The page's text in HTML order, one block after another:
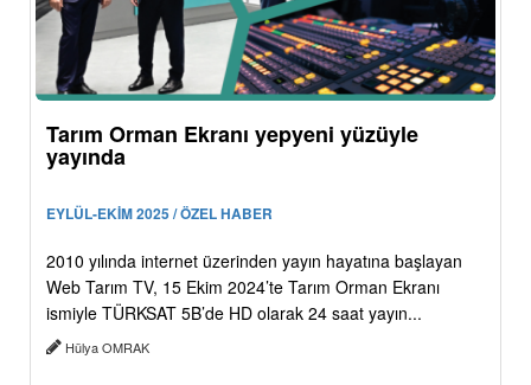
Tarım Orman Ekranı yepyeni yüzüyle
yayında
EYLÜL-EKİM 2025 / ÖZEL HABER
2010 yılında internet üzerinden yayın hayatına başlayan
Web Tarım TV, 15 Ekim 2024’te Tarım Orman Ekranı
ismiyle TÜRKSAT 5B’de HD olarak 24 saat yayın...
Hülya OMRAK